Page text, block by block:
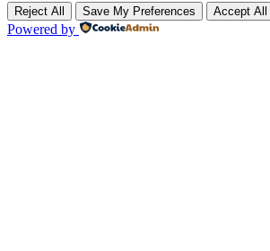
Reject All Save My Preferences Accept All
Powered by